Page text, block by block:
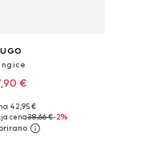
€
XS, S, M, XL, XXL
košarico
42,95 €
cena38,66 €-2%